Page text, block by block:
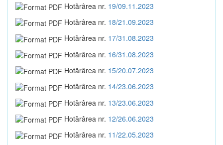
Hotărârea nr. 19/09.11.2023
Hotărârea nr. 18/21.09.2023
Hotărârea nr. 17/31.08.2023
Hotărârea nr. 16/31.08.2023
Hotărârea nr. 15/20.07.2023
Hotărârea nr. 14/23.06.2023
Hotărârea nr. 13/23.06.2023
Hotărârea nr. 12/26.06.2023
Hotărârea nr. 11/22.05.2023